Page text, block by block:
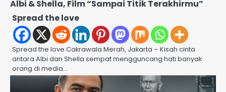
Albi & Shella, Film “Sampai Titik Terakhirmu”
Spread the love
Spread the love Cakrawala Merah, Jakarta – Kisah cinta
antara Albi dan Shella sempat mengguncang hati banyak
orang di media…